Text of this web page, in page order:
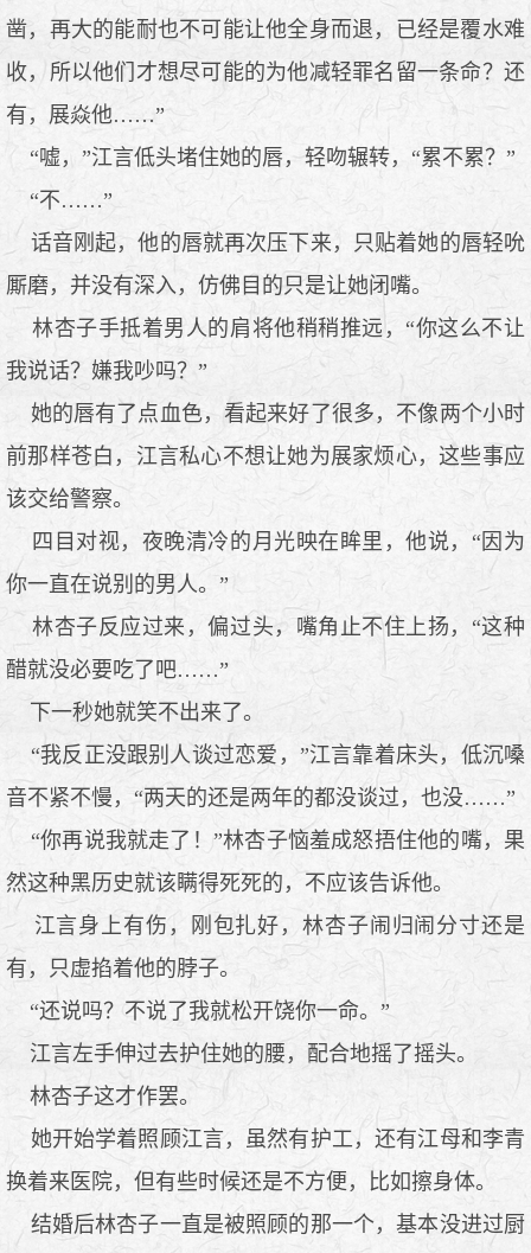
凿，再大的能耐也不可能让他全身而退，已经是覆水难
收，所以他们才想尽可能的为他减轻罪名留一条命？还
有，展焱他……”
“嘘，”江言低头堵住她的唇，轻吻辗转，“累不累？”
“不……”
话音刚起，他的唇就再次压下来，只贴着她的唇轻吮
厮磨，并没有深入，仿佛目的只是让她闭嘴。
林杏子手抵着男人的肩将他稍稍推远，“你这么不让
我说话？嫌我吵吗？”
她的唇有了点血色，看起来好了很多，不像两个小时
前那样苍白，江言私心不想让她为展家烦心，这些事应
该交给警察。
四目对视，夜晚清冷的月光映在眸里，他说，“因为
你一直在说别的男人。”
林杏子反应过来，偏过头，嘴角止不住上扬，“这种
醋就没必要吃了吧……”
下一秒她就笑不出来了。
“我反正没跟别人谈过恋爱，”江言靠着床头，低沉嗓
音不紧不慢，“两天的还是两年的都没谈过，也没……”
“你再说我就走了！”林杏子恼羞成怒捂住他的嘴，果
然这种黑历史就该瞒得死死的，不应该告诉他。
江言身上有伤，刚包扎好，林杏子闹归闹分寸还是
有，只虚掐着他的脖子。
“还说吗？不说了我就松开饶你一命。”
江言左手伸过去护住她的腰，配合地摇了摇头。
林杏子这才作罢。
她开始学着照顾江言，虽然有护工，还有江母和李青
换着来医院，但有些时候还是不方便，比如擦身体。
结婚后林杏子一直是被照顾的那一个，基本没进过厨